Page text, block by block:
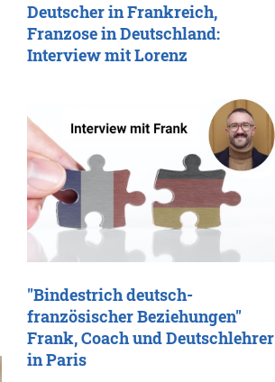
Deutscher in Frankreich,
Franzose in Deutschland:
Interview mit Lorenz
"Bindestrich deutsch-
französischer Beziehungen"
Frank, Coach und Deutschlehrer
in Paris